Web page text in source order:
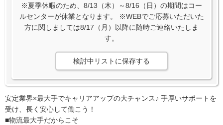
※夏季休暇のため、8/13（木）～8/16（日）の期間はコー
ルセンターが休業となります。 ※WEBでご応募いただいた
方に関しましては8/17（月）以降に随時ご連絡いたしま
す。
検討中リストに保存する
安定業界×最大手でキャリアアップの大チャンス♪ 手厚いサポートを
受け、長く安心して働こう！
■物流最大手だからこそ